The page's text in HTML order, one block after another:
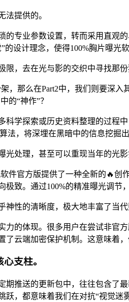
法提供的。
的专业参数设置，转而采用直
设计理念，使得100%胸片曝
，去在光与影的交织中寻找那份
，那么在Part2中，我们则要深
的“神作”？
学探索或历史资料整理的过程
法，将深埋在黑暗中的信息挖掘出
处理，甚至可以重现当年的光
件官方版提供了一种全新的🔥
致。通过100%的精准曝光调节
性的清晰度，极大地丰富了当代
的体现。很多用户在尝试非官
云端加密保护机制。这意味着
支柱。
期推送的更新包中，往往包含了
，都意味着我们在对抗“视觉迷